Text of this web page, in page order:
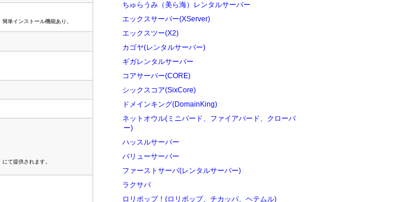
単インストール機能あり。
て提供されます。
ちゅらうみ（美ら海）レンタルサーバー
エックスサーバー(XServer)
エックスツー(X2)
カゴヤ(レンタルサーバー)
ギガレンタルサーバー
コアサーバー(CORE)
シックスコア(SixCore)
ドメインキング(DomainKing)
ネットオウル(ミニバード、ファイアバード、クローバ
ー)
ハッスルサーバー
バリューサーバー
ファーストサーバ(レンタルサーバー)
ラクサバ
ロリポップ！(ロリポップ、チカッパ、ヘテムル)